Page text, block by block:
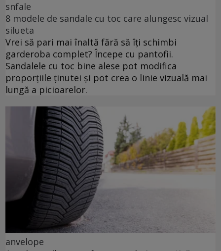
snfale
8 modele de sandale cu toc care alungesc vizual
silueta
Vrei să pari mai înaltă fără să îți schimbi
garderoba complet? Începe cu pantofii.
Sandalele cu toc bine alese pot modifica
proporțiile ținutei și pot crea o linie vizuală mai
lungă a picioarelor.
anvelope